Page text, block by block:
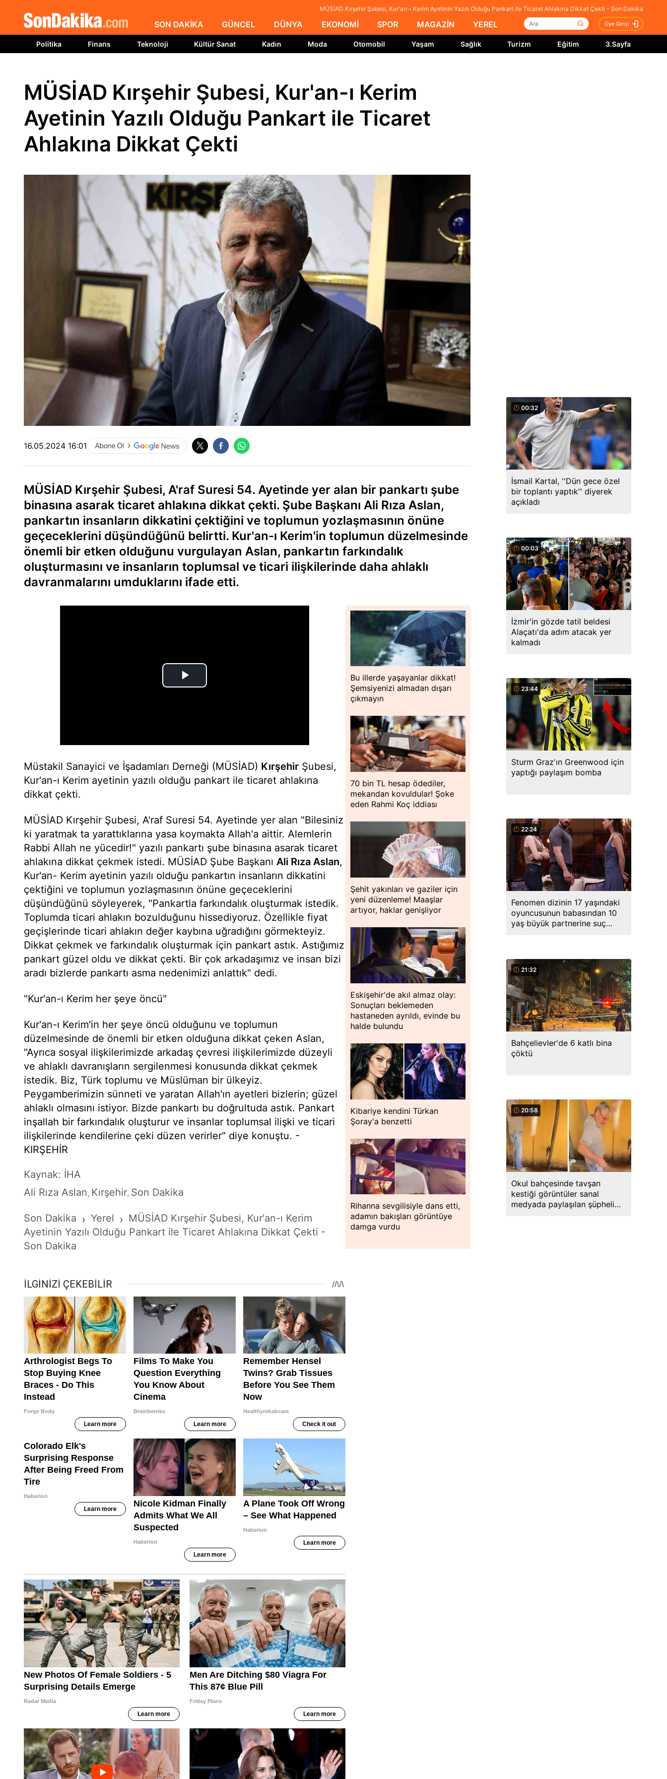
MÜSİAD Kırşehir Şubesi, Kur'an-ı Kerim Ayetinin Yazılı Olduğu Pankart ile Ticaret Ahlakına Dikkat Çekti - Son Dakika
SON DAKİKA GÜNCEL DÜNYA EKONOMİ SPOR MAGAZİN YEREL Üye Girişi
Politika Finans Teknoloji Kültür Sanat Kadın Moda Otomobil Yaşam Sağlık Turizm Eğitim 3.Sayfa
MÜSİAD Kırşehir Şubesi, Kur'an-ı Kerim
Ayetinin Yazılı Olduğu Pankart ile Ticaret
Ahlakına Dikkat Çekti
16.05.2024 16:01
MÜSİAD Kırşehir Şubesi, A'raf Suresi 54. Ayetinde yer alan bir pankartı şube
binasına asarak ticaret ahlakına dikkat çekti. Şube Başkanı Ali Rıza Aslan,
pankartın insanların dikkatini çektiğini ve toplumun yozlaşmasının önüne
geçeceklerini düşündüğünü belirtti. Kur'an-ı Kerim'in toplumun düzelmesinde
önemli bir etken olduğunu vurgulayan Aslan, pankartın farkındalık
oluşturmasını ve insanların toplumsal ve ticari ilişkilerinde daha ahlaklı
davranmalarını umduklarını ifade etti.
Müstakil Sanayici ve İşadamları Derneği (MÜSİAD) Kırşehir Şubesi,
Kur'an-ı Kerim ayetinin yazılı olduğu pankart ile ticaret ahlakına
dikkat çekti.
MÜSİAD Kırşehir Şubesi, A'raf Suresi 54. Ayetinde yer alan "Bilesiniz
ki yaratmak ta yarattıklarına yasa koymakta Allah'a aittir. Alemlerin
Rabbi Allah ne yücedir!" yazılı pankartı şube binasına asarak ticaret
ahlakına dikkat çekmek istedi. MÜSİAD Şube Başkanı Ali Rıza Aslan,
Kur'an- Kerim ayetinin yazılı olduğu pankartın insanların dikkatini
çektiğini ve toplumun yozlaşmasının önüne geçeceklerini
düşündüğünü söyleyerek, "Pankartla farkındalık oluşturmak istedik.
Toplumda ticari ahlakın bozulduğunu hissediyoruz. Özellikle fiyat
geçişlerinde ticari ahlakın değer kaybına uğradığını görmekteyiz.
Dikkat çekmek ve farkındalık oluşturmak için pankart astık. Astığımız
pankart güzel oldu ve dikkat çekti. Bir çok arkadaşımız ve insan bizi
aradı bizlerde pankartı asma nedenimizi anlattık" dedi.
"Kur'an-ı Kerim her şeye öncü"
Kur'an-ı Kerim'in her şeye öncü olduğunu ve toplumun
düzelmesinde de önemli bir etken olduğuna dikkat çeken Aslan,
"Ayrıca sosyal ilişkilerimizde arkadaş çevresi ilişkilerimizde düzeyli
ve ahlaklı davranışların sergilenmesi konusunda dikkat çekmek
istedik. Biz, Türk toplumu ve Müslüman bir ülkeyiz.
Peygamberimizin sünneti ve yaratan Allah'ın ayetleri bizlerin; güzel
ahlaklı olmasını istiyor. Bizde pankartı bu doğrultuda astık. Pankart
inşallah bir farkındalık oluşturur ve insanlar toplumsal ilişki ve ticari
ilişkilerinde kendilerine çeki düzen verirler" diye konuştu. -
KIRŞEHİR
Kaynak: İHA
Ali Rıza Aslan, Kırşehir, Son Dakika
Son Dakika › Yerel › MÜSİAD Kırşehir Şubesi, Kur'an-ı Kerim
Ayetinin Yazılı Olduğu Pankart ile Ticaret Ahlakına Dikkat Çekti -
Son Dakika
Bu illerde yaşayanlar dikkat!
Şemsiyenizi almadan dışarı
çıkmayın
70 bin TL hesap ödediler,
mekandan kovuldular! Şoke
eden Rahmi Koç iddiası
Şehit yakınları ve gaziler için
yeni düzenleme! Maaşlar
artıyor, haklar genişliyor
Eskişehir'de akıl almaz olay:
Sonuçları beklemeden
hastaneden ayrıldı, evinde bu
halde bulundu
Kibariye kendini Türkan
Şoray'a benzetti
Rihanna sevgilisiyle dans etti,
adamın bakışları görüntüye
damga vurdu
00:32
İsmail Kartal, ''Dün gece özel
bir toplantı yaptık'' diyerek
açıkladı
00:03
İzmir'in gözde tatil beldesi
Alaçatı'da adım atacak yer
kalmadı
23:44
Sturm Graz'ın Greenwood için
yaptığı paylaşım bomba
22:24
Fenomen dizinin 17 yaşındaki
oyuncusunun babasından 10
yaş büyük partnerine suç
21:32
Bahçelievler'de 6 katlı bina
çöktü
20:58
Okul bahçesinde tavşan
kestiği görüntüler sanal
medyada paylaşılan şüpheli